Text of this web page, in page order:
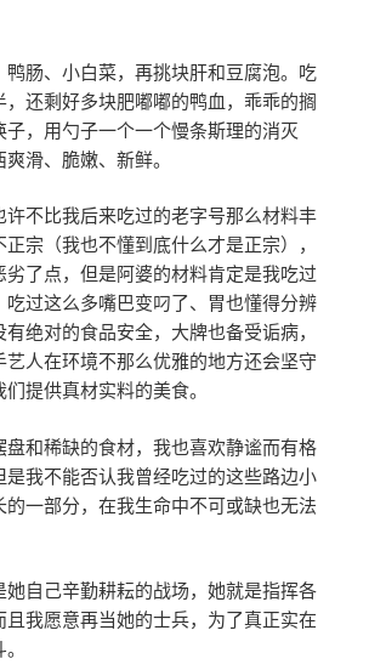
肠、小白菜，再挑块肝和豆腐泡。吃
，还剩好多块肥嘟嘟的鸭血，乖乖的搁
，用勺子一个一个慢条斯理的消灭
滑、脆嫩、新鲜。
许不比我后来吃过的老字号那么材料丰
宗（我也不懂到底什么才是正宗），
了点，但是阿婆的材料肯定是我吃过
过这么多嘴巴变叼了、胃也懂得分辨
绝对的食品安全，大牌也备受诟病，
人在环境不那么优雅的地方还会坚守
提供真材实料的美食。
和稀缺的食材，我也喜欢静谧而有格
我不能否认我曾经吃过的这些路边小
的一部分，在我生命中不可或缺也无法
她自己辛勤耕耘的战场，她就是指挥各
且我愿意再当她的士兵，为了真正实在